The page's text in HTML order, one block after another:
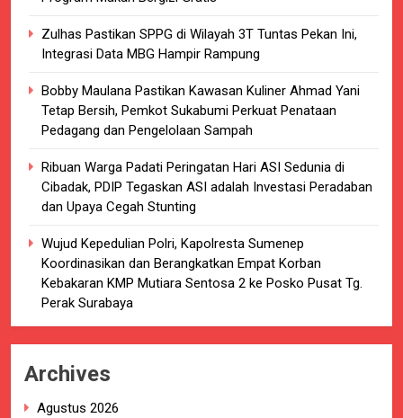
Zulhas Pastikan SPPG di Wilayah 3T Tuntas Pekan Ini,
Integrasi Data MBG Hampir Rampung
Bobby Maulana Pastikan Kawasan Kuliner Ahmad Yani
Tetap Bersih, Pemkot Sukabumi Perkuat Penataan
Pedagang dan Pengelolaan Sampah
Ribuan Warga Padati Peringatan Hari ASI Sedunia di
Cibadak, PDIP Tegaskan ASI adalah Investasi Peradaban
dan Upaya Cegah Stunting
Wujud Kepedulian Polri, Kapolresta Sumenep
Koordinasikan dan Berangkatkan Empat Korban
Kebakaran KMP Mutiara Sentosa 2 ke Posko Pusat Tg.
Perak Surabaya
Archives
Agustus 2026